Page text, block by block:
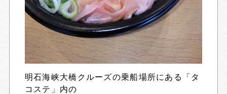
明石海峡大橋クルーズの乗船場所にある「タ
コステ」内の